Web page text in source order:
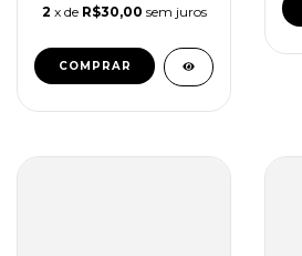
2 x de R$30,00 sem juros
COMPRAR